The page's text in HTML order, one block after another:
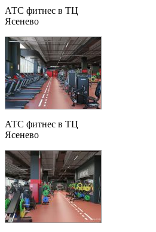
АТС фитнес в ТЦ
Ясенево
АТС фитнес в ТЦ
Ясенево